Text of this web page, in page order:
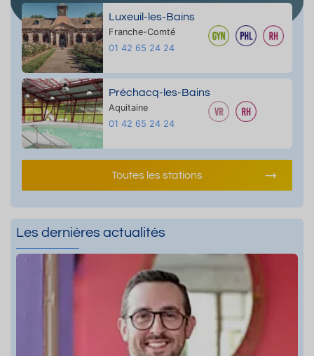
Luxeuil-les-Bains
Franche-Comté
01 42 65 24 24
Préchacq-les-Bains
Aquitaine
01 42 65 24 24
Toutes les stations
Les dernières actualités